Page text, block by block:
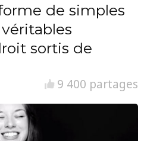
de simples
sortis de
9 400 partages